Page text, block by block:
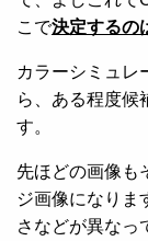
こで決定するの
カラーシミュレ
ら、ある程度候
す。
先ほどの画像も
ジ画像になりま
さなどが異なっ